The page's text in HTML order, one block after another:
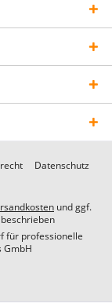
Datenschutz
und ggf.
für professionelle
GmbH